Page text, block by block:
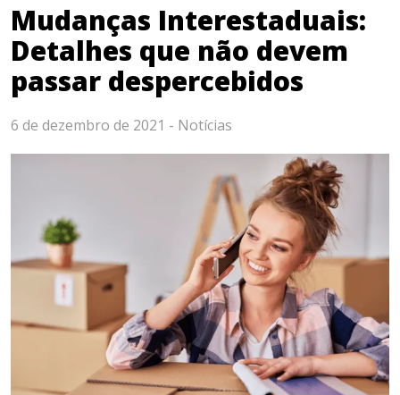
Mudanças Interestaduais:
Detalhes que não devem
passar despercebidos
6 de dezembro de 2021 - Notícias